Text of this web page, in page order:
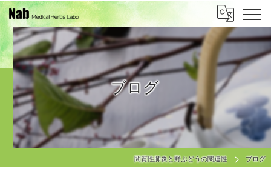
ブログ
間質性肺炎と野ぶどうの関連性 ブログ